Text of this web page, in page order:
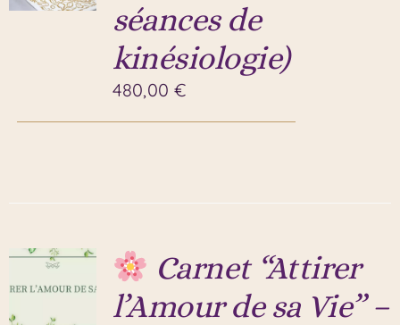
séances de
kinésiologie)
480,00 €
Carnet “Attirer
l’Amour de sa Vie” –